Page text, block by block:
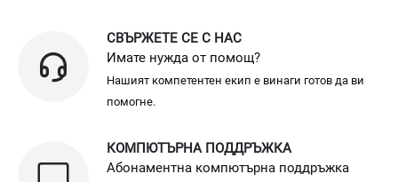
СВЪРЖЕТЕ СЕ С НАС
Имате нужда от помощ?
Нашият компетентен екип е винаги готов да ви
помогне.
КОМПЮТЪРНА ПОДДРЪЖКА
Абонаментна компютърна поддръжка